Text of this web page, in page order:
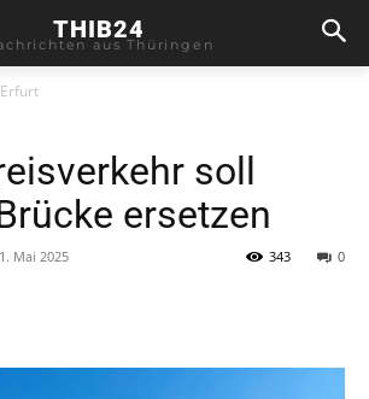
THIB24
aus Thüringen
Erfurt
soll
ersetzen
Mai 2025 0
343